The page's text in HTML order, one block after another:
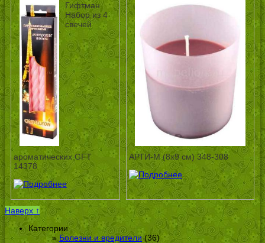
Гифтман
Набор из 4
свечей
ароматических GFT
14378
АРТИ-М (8х9 см) 348-308
Наверх ↑
Категории
Болезни и вредители(36)